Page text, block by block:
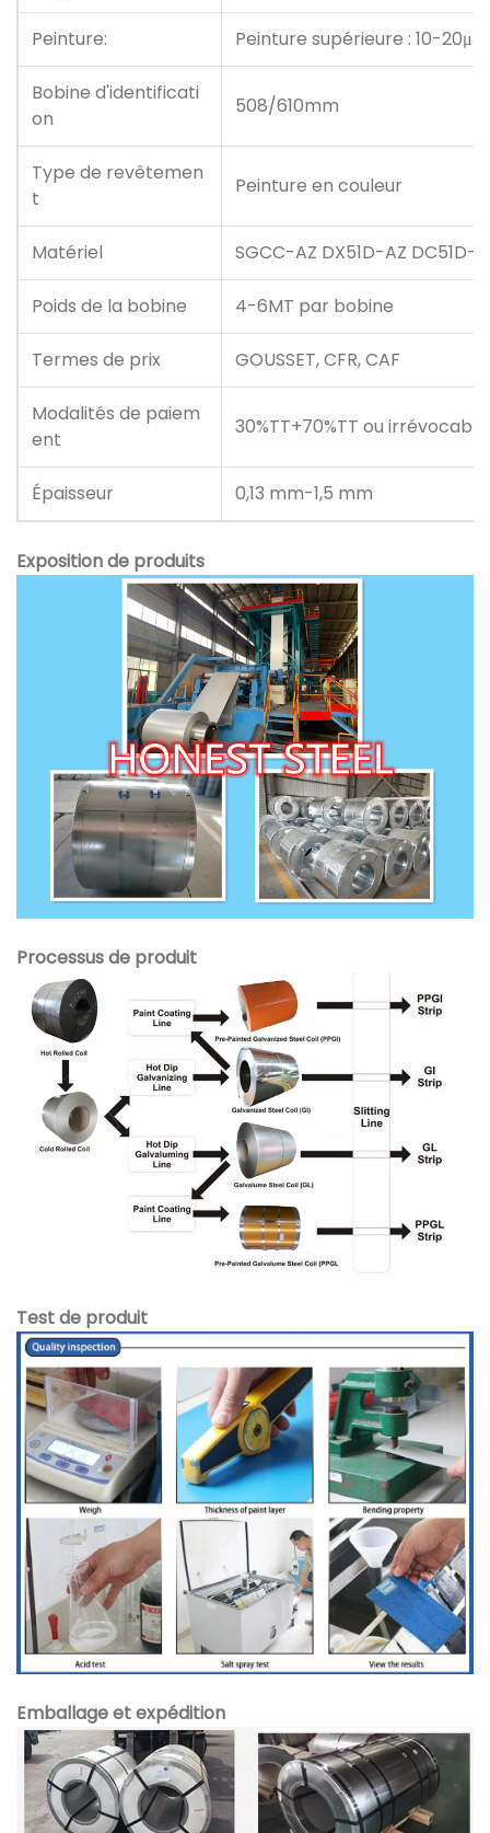
Peinture: Peinture supérieure : 10-
Bobine d'identificati
on
508/610mm
Type de revêtemen
t
Peinture en couleur
Matériel SGCC-AZ DX51D-AZ DC51D-
Poids de la bobine 4-6MT par bobine
Termes de prix GOUSSET, CFR, CAF
Modalités de paiem
ent
30%TT+70%TT ou irrévocable
Épaisseur 0,13 mm-1,5 mm
Exposition de produits
Processus de produit
Test de produit
Emballage et expédition